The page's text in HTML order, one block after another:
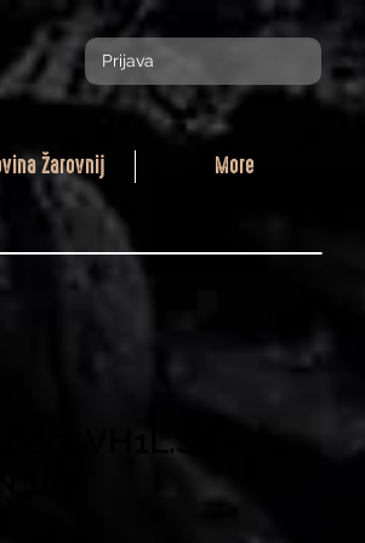
Prijava
Žarovnij More
VH1L.SP -